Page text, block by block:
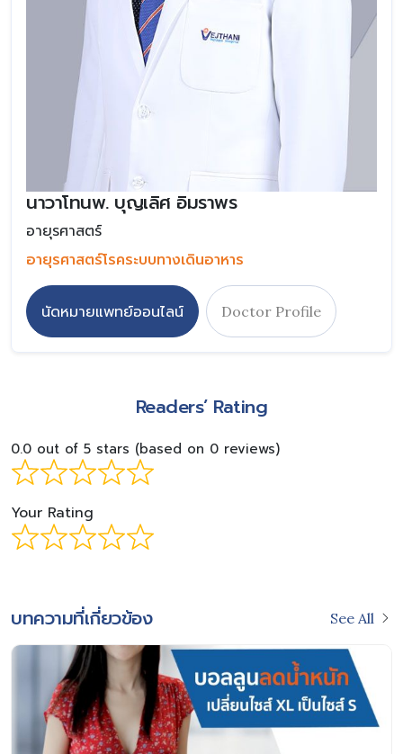
นาวาโทนพ. บุญเลิศ อิมราพร
อายุรศาสตร์
อายุรศาสตร์โรคระบบทางเดินอาหาร
นัดหมายแพทย์ออนไลน์ Doctor Profile
Readers’ Rating
0.0 out of 5 stars (based on 0 reviews)
Your Rating
บทความที่เกี่ยวข้อง See All